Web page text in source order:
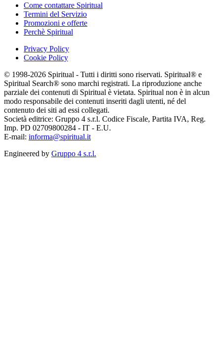
Come contattare Spiritual
Termini del Servizio
Promozioni e offerte
Perchè Spiritual
Privacy Policy
Cookie Policy
© 1998-2026 Spiritual - Tutti i diritti sono riservati. Spiritual® e
Spiritual Search® sono marchi registrati. La riproduzione anche
parziale dei contenuti di Spiritual è vietata. Spiritual non è in alcun
modo responsabile dei contenuti inseriti dagli utenti, né del
contenuto dei siti ad essi collegati.
Società editrice: Gruppo 4 s.r.l. Codice Fiscale, Partita IVA, Reg.
Imp. PD 02709800284 - IT - E.U.
E-mail: informa@spiritual.it
Engineered by Gruppo 4 s.r.l.